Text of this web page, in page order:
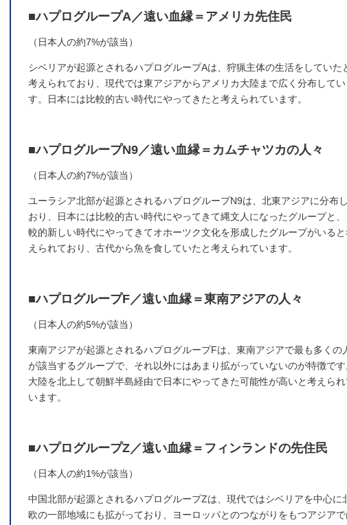
■ハプログループA／遠い血縁＝アメリカ先住民
（日本人の約7%が該当）
シベリアが起源とされるハプログループAは、狩猟主体の生活をしていた
考えられており、現代では東アジアからアメリカ大陸まで広く分布して
す。日本には比較的古い時代にやってきたと考えられています。
■ハプログループN9／遠い血縁＝カムチャツカの人々
（日本人の約7%が該当）
ユーラシア北部が起源とされるハプログループN9は、北東アジアに分布
おり、日本には比較的古い時代にやってきて縄文人になったグループと
較的新しい時代にやってきてオホーツク文化を形成したグループがいる
えられており、古代から魚を食していたと考えられています。
■ハプログループF／遠い血縁＝東南アジアの人々
（日本人の約5%が該当）
東南アジアが起源とされるハプログループFは、東南アジアで最も多くの
が該当するグループで、それ以外にはあまり拡がっていないのが特徴で
大陸を北上して朝鮮半島経由で日本にやってきた可能性が高いと考えら
います。
■ハプログループZ／遠い血縁＝フィンランドの先住民
（日本人の約1%が該当）
中国北部が起源とされるハプログループZは、現代ではシベリアを中心に
欧の一部地域にも拡がっており、ヨーロッパとのつながりをもつアジア